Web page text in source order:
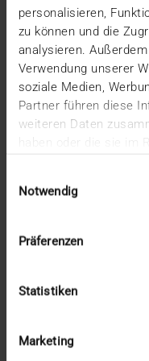
personalisieren,
zu können und die
analysieren.
Verwendung unserer
soziale Medien,
Partner führen diese
weiteren Daten
Notwendig
Präferenzen
Statistiken
Marketing
JiveX Enterprise
des KLAS Awards
VISUS HEALTH IT
MEHR ERFAHREN